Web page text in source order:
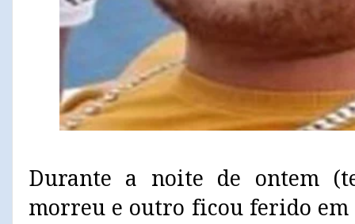
Durante a noite de ontem
morreu e outro ficou ferido